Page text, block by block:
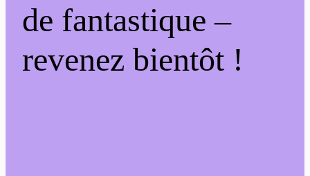
de fantastique –
revenez bientôt !